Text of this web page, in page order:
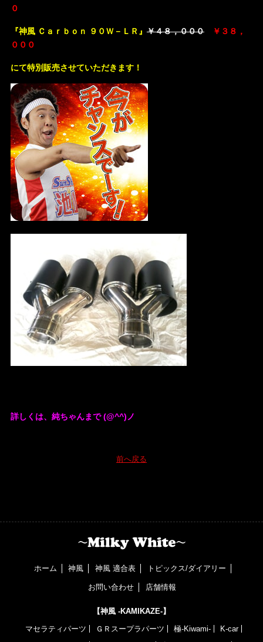
０
『神風 Ｃａｒｂｏｎ ９０Ｗ－ＬＲ』 ￥４８，０００￥３８，
０００
にて特別販売させていただきます！
詳しくは、純ちゃんまで (@^^)ノ
前へ戻る
ホーム 神風 神風 適合表 トピックス/ダイアリー
お問い合わせ 店舗情報
【神風 -KAMIKAZE-】
マセラティパーツ
ＧＲスープラパーツ 極-Kiwami-
K-car